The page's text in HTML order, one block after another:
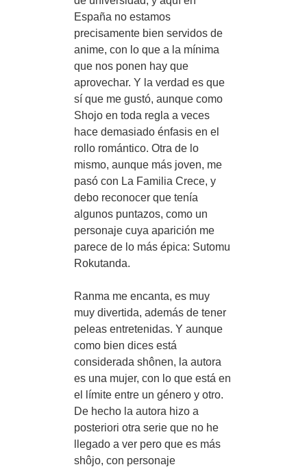
España no estamos
precisamente bien servidos de
anime, con lo que a la mínima
que nos ponen hay que
aprovechar. Y la verdad es que
sí que me gustó, aunque como
Shojo en toda regla a veces
hace demasiado énfasis en el
rollo romántico. Otra de lo
mismo, aunque más joven, me
pasó con La Familia Crece, y
debo reconocer que tenía
algunos puntazos, como un
personaje cuya aparición me
parece de lo más épica: Sutomu
Rokutanda.
Ranma me encanta, es muy
muy divertida, además de tener
peleas entretenidas. Y aunque
como bien dices está
considerada shônen, la autora
es una mujer, con lo que está en
el límite entre un género y otro.
De hecho la autora hizo a
posteriori otra serie que no he
llegado a ver pero que es más
shôjo, con personaje